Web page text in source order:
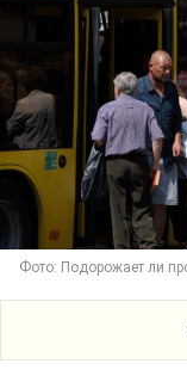
Фото: Подорожает ли